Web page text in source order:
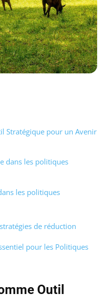
Stratégique pour un Avenir
dans les politiques
les politiques
de réduction
pour les Politiques
Outil